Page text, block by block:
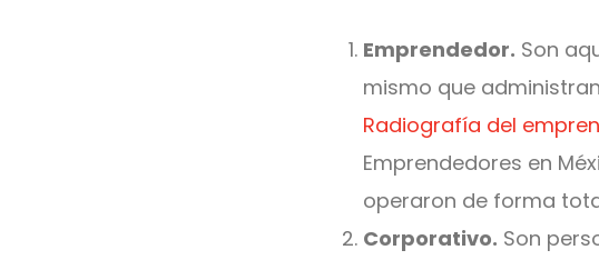
Emprendedor. Son
mismo que
Radiografía del
Emprendedores en
operaron de forma
Corporativo. Son